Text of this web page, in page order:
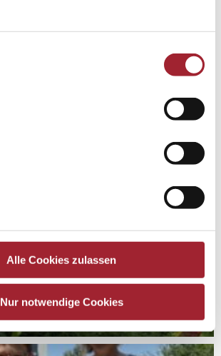
Alle Cookies zulassen
Nur notwendige Cookies